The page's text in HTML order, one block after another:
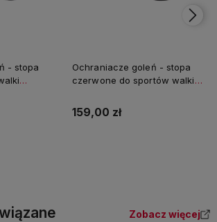
- stopa
Ochraniacze goleń - stopa
czerwone do sportów walki
159,00 zł
Zobacz więcej